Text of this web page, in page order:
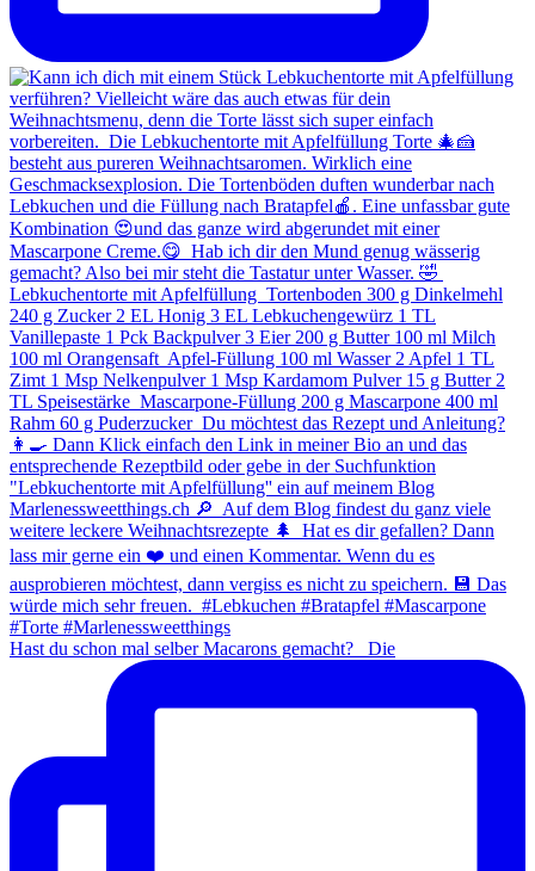
Hast du schon mal selber Macarons gemacht? ⁠ ⁠ Die